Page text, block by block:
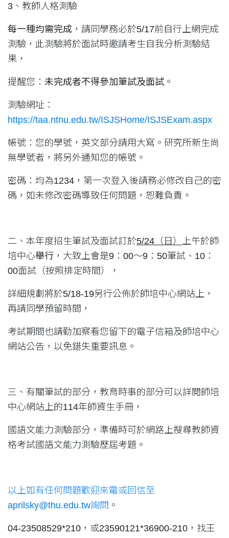
3、教師人格測驗
每一種均需完成 ，請同學務必於5/17前自行上網完成
測驗，此測驗將於面試時邀請考生自我分析測驗結
果，
提醒您： 未完成者不得參加筆試及面試 。
測驗網址：
https://taa.ntnu.edu.tw/ISJSHome/ISJSExam.aspx
帳號：您的學號，英文部分請用大寫。研究所新生尚
無學號者，將另外通知您的帳號。
密碼：均為1234，第一次登入後請務必修改自己的密
碼，如未修改密碼導致任何問題，恕難負責。
二、本年度招生筆試及面試訂於5/24 （日）
上午於師
培中心舉行 ，大致上會是9：00～9：50筆試、10：
00面試（按照排定時間），
詳細規劃將於5/18-19另行公佈於師培中心網站上，
再請同學預留時間，
考試期間也請勤加察看您留下的電子信箱及師培中心
網站公告，以免錯失重要訊息。
三、有關筆試的部分，教育時事的部分可以詳閱師培
中心網站上的114年師資生手冊，
國語文能力測驗部分，準備時可於網路上搜尋教師資
格考試國語文能力測驗歷屆考題。
以上如有任何問題歡迎來電或回信至
aprilsky@thu.edu.tw詢問 。
04-23508529*210，或23590121*36900-210，找王